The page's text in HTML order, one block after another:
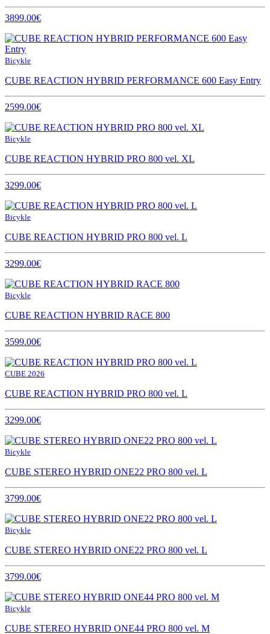
3899.00€
Bicykle
CUBE REACTION HYBRID PERFORMANCE 600 Easy Entry
2599.00€
Bicykle
CUBE REACTION HYBRID PRO 800 vel. XL
3299.00€
Bicykle
CUBE REACTION HYBRID PRO 800 vel. L
3299.00€
Bicykle
CUBE REACTION HYBRID RACE 800
3599.00€
CUBE 2026
CUBE REACTION HYBRID PRO 800 vel. L
3299.00€
Bicykle
CUBE STEREO HYBRID ONE22 PRO 800 vel. L
3799.00€
Bicykle
CUBE STEREO HYBRID ONE22 PRO 800 vel. L
3799.00€
Bicykle
CUBE STEREO HYBRID ONE44 PRO 800 vel. M